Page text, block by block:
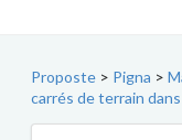
Proposte > Pigna >
carrés de terrain